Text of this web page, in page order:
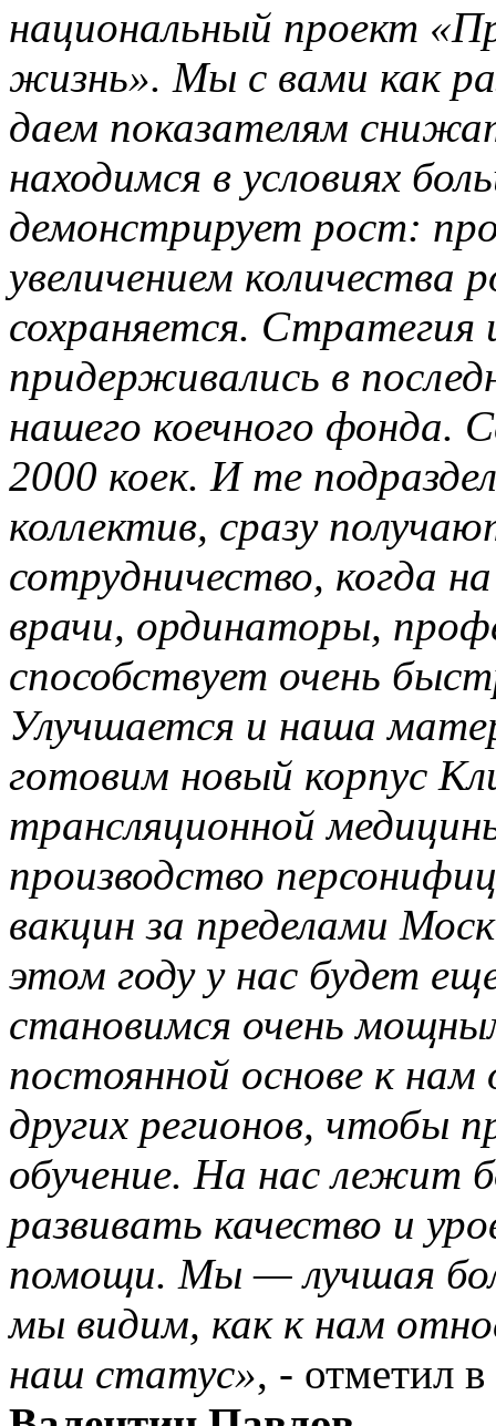
национальный проект
жизнь». Мы с вами как
даем показателям
находимся в условиях
демонстрирует рост:
увеличением количества
сохраняется. Стратегия
придерживались в
нашего коечного фонда.
2000 коек. И те
коллектив, сразу
сотрудничество, когда
врачи, ординаторы,
способствует очень
Улучшается и наша
готовим новый корпус
трансляционной
производство
вакцин за пределами
этом году у нас будет
становимся очень
постоянной основе к
других регионов, чтобы
обучение. На нас лежит
развивать качество и
помощи. Мы — лучшая
мы видим, как к нам
наш статус», - отметил